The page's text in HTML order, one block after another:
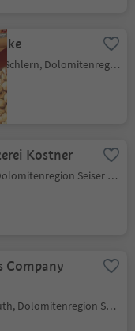
Völs, Völs am Schlern, Dolomitenregion Seiser Alm
Kostner
Kastelruth, Dolomitenregion Seiser Alm
Company
Seis, Kastelruth, Dolomitenregion Seiser Alm